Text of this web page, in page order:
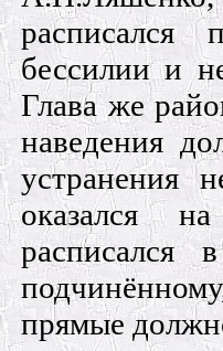
расписался
бессилии и
Глава же
наведения
устранения
оказался
расписался
прямые